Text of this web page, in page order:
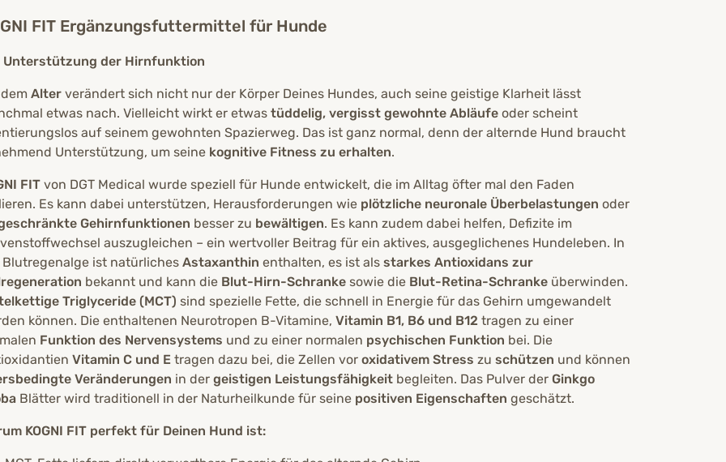
FIT Ergänzungsfuttermittel für Hunde
Unterstützung der Hirnfunktion
Alter verändert sich nicht nur der Körper Deines Hundes, auch seine geistige Klarheit lässt
etwas nach. Vielleicht wirkt er etwas tüddelig, vergisst gewohnte Abläufe oder scheint
auf seinem gewohnten Spazierweg. Das ist ganz normal, denn der alternde Hund braucht
Unterstützung, um seine kognitive Fitness zu erhalten.
FIT von DGT Medical wurde speziell für Hunde entwickelt, die im Alltag öfter mal den Faden
Es kann dabei unterstützen, Herausforderungen wie plötzliche neuronale Überbelastungen oder
Gehirnfunktionen besser zu bewältigen. Es kann zudem dabei helfen, Defizite im
auszugleichen – ein wertvoller Beitrag für ein aktives, ausgeglichenes Hundeleben. In
Blutregenalge ist natürliches Astaxanthin enthalten, es ist als starkes Antioxidans zur
bekannt und kann die Blut-Hirn-Schranke sowie die Blut-Retina-Schranke überwinden.
Triglyceride (MCT) sind spezielle Fette, die schnell in Energie für das Gehirn umgewandelt
können. Die enthaltenen Neurotropen B-Vitamine, Vitamin B1, B6 und B12 tragen zu einer
Funktion des Nervensystems und zu einer normalen psychischen Funktion bei. Die
Vitamin C und E tragen dazu bei, die Zellen vor oxidativem Stress zu schützen und können
Veränderungen in der geistigen Leistungsfähigkeit begleiten. Das Pulver der Ginkgo
Blätter wird traditionell in der Naturheilkunde für seine positiven Eigenschaften geschätzt.
KOGNI FIT perfekt für Deinen Hund ist: